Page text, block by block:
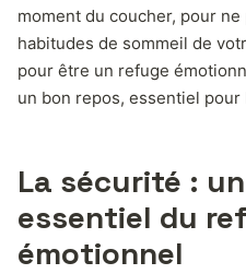
moment du coucher, pour
habitudes de sommeil de
pour être un refuge
un bon repos, essentiel pour
La sécurité :
essentiel du
émotionnel